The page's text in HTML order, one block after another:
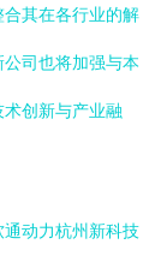
其在各行业的解
司也将加强与本
创新与产业融
动力杭州新科技